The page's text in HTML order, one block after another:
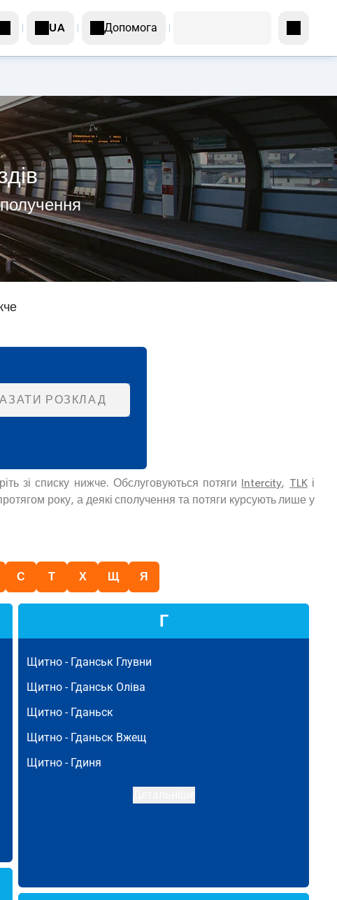
UA Допомога
РОЗКЛАД
зі списку нижче. Обслуговуються потяги Intercity, TLKі
року, а деякі сполучення та потяги курсують лише у
С Т Х Щ Я
Г
Щитно - Гданськ Глувни
Щитно - Гданськ Оліва
Щитно - Гданьск
Щитно - Гданьск Вжещ
Щитно - Гдиня